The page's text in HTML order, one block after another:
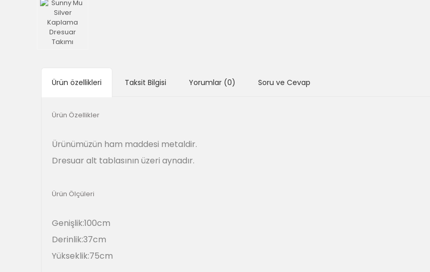
Ürün özellikleri Taksit Bilgisi Yorumlar (0) Soru ve Cevap
Ürün Özellikler
Ürünümüzün ham maddesi metaldir.
Dresuar alt tablasının üzeri aynadır.
Ürün Ölçüleri
Genişlik:100cm
Derinlik:37cm
Yükseklik:75cm